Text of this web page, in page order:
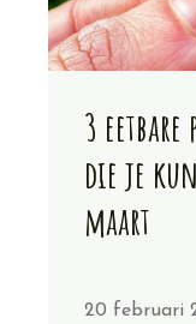
3
die je
maart
20 februari